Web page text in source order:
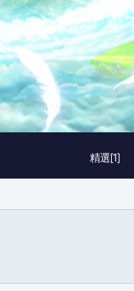
精選[1]